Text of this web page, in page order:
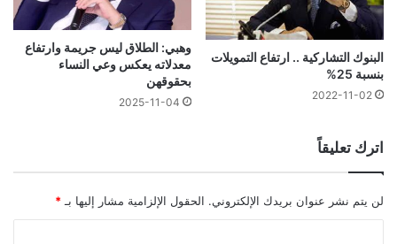
البنوك التشاركية .. ارتفاع التمويلات
بنسبة 25%
2022-11-02
وهبي: الطلاق ليس جريمة وارتفاع
معدلاته يعكس وعي النساء
بحقوقهن
2025-11-04
اترك تعليقاً
لن يتم نشر عنوان بريدك الإلكتروني. الحقول الإلزامية مشار إليها بـ *